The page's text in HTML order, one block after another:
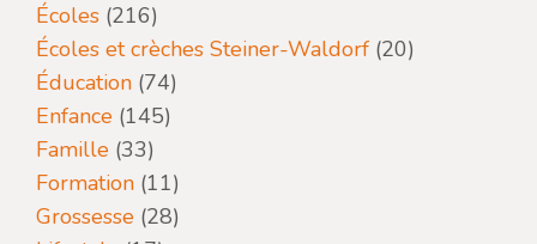
Écoles (216)
Écoles et crèches Steiner-Waldorf (20)
Éducation (74)
Enfance (145)
Famille (33)
Formation (11)
Grossesse (28)